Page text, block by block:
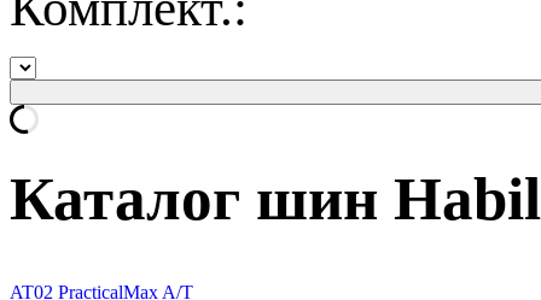
Каталог шин
AT02 PracticalMax A/T